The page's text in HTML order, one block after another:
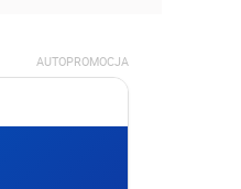
AUTOPROMOCJA